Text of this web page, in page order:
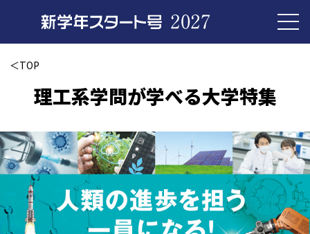
＜TOP
理工系学問が学べる大学特集